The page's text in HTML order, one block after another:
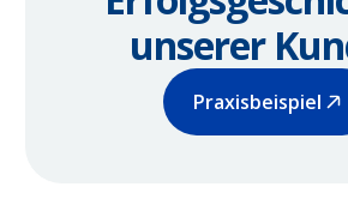
unserer
Praxisbeispiel